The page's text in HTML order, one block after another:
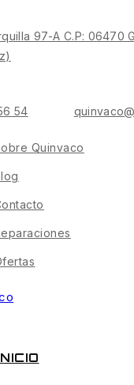
97-A C.P: 06470
54
Quinvaco